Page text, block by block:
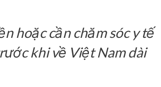
hoặc cần chăm sóc y tế
khi về Việt Nam dài